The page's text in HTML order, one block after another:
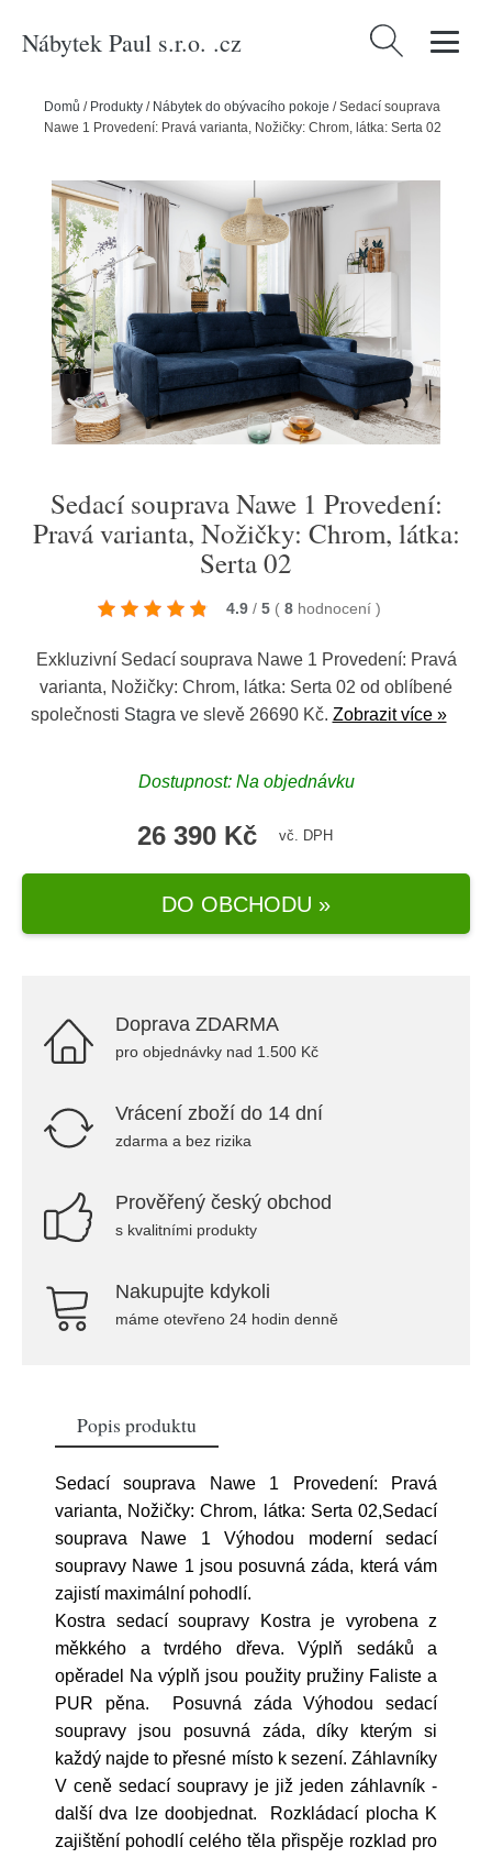
Nábytek Paul s.r.o. .cz Vyhledávání
Domů / Produkty / Nábytek do obývacího pokoje /Sedací souprava
Nawe 1 Provedení: Pravá varianta, Nožičky: Chrom, látka: Serta 02
Sedací souprava Nawe 1 Provedení:
Pravá varianta, Nožičky: Chrom, látka:
Serta 02
4.9 / 5 ( 8 hodnocení )
Exkluzivní Sedací souprava Nawe 1 Provedení: Pravá
varianta, Nožičky: Chrom, látka: Serta 02 od oblíbené
společnosti Stagra ve slevě 26690 Kč. Zobrazit více »
Dostupnost: Na objednávku
26 390 Kč vč. DPH
DO OBCHODU »
Doprava ZDARMA
pro objednávky nad 1.500 Kč
Vrácení zboží do 14 dní
zdarma a bez rizika
Prověřený český obchod
s kvalitními produkty
Nakupujte kdykoli
máme otevřeno 24 hodin denně
Popis produktu
Sedací souprava Nawe 1 Provedení: Pravá
varianta, Nožičky: Chrom, látka: Serta 02,Sedací
souprava Nawe 1 Výhodou moderní sedací
soupravy Nawe 1 jsou posuvná záda, která vám
zajistí maximální pohodlí.
Kostra sedací soupravy Kostra je vyrobena z
měkkého a tvrdého dřeva. Výplň sedáků a
opěradel Na výplň jsou použity pružiny Faliste a
PUR pěna. Posuvná záda Výhodou sedací
soupravy jsou posuvná záda, díky kterým si
každý najde to přesné místo k sezení. Záhlavníky
V ceně sedací soupravy je již jeden záhlavník -
další dva lze doobjednat. Rozkládací plocha K
zajištění pohodlí celého těla přispěje rozklad pro